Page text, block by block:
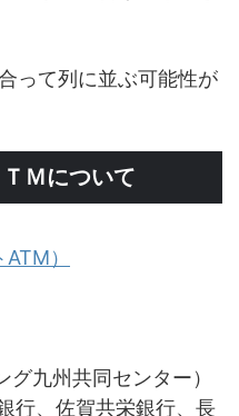
って列に並ぶ可能性が
Ｍについて
）
九州共同センター）
行、佐賀共栄銀行、長